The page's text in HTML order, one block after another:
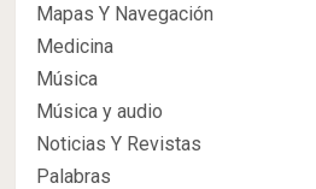
Mapas Y Navegación
Medicina
Música
Música y audio
Noticias Y Revistas
Palabras